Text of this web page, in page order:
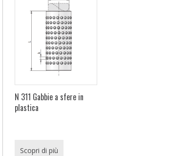
N 311 Gabbie a sfere in
plastica
Scopri di più